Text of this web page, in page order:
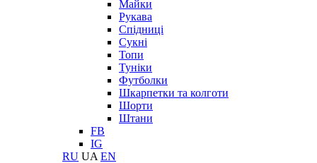
Майки
Рукава
Спідниці
Сукні
Топи
Туніки
Футболки
Шкарпетки та колготи
Шорти
Штани
FB
IG
RU UA EN